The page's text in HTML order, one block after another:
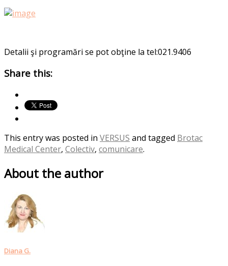
Detalii şi programări se pot obţine la tel:021.9406
Share this:
This entry was posted in VERSUS and tagged Brotac
Medical Center, Colectiv, comunicare.
About the author
Diana G.